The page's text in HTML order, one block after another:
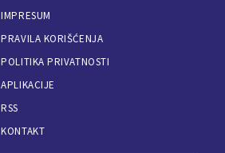
IMPRESUM
PRAVILA KORIŠĆENJA
POLITIKA PRIVATNOSTI
APLIKACIJE
RSS
KONTAKT